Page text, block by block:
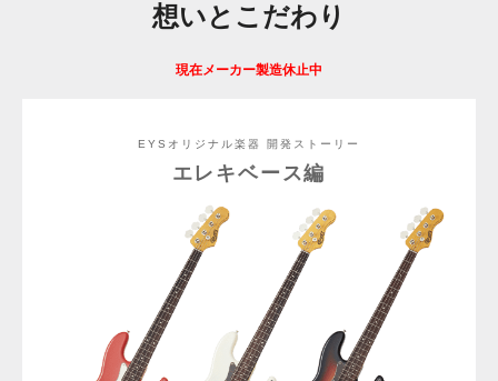
想いとこだわり
現在メーカー製造休止中
EYSオリジナル楽器 開発ストーリー
エレキベース編